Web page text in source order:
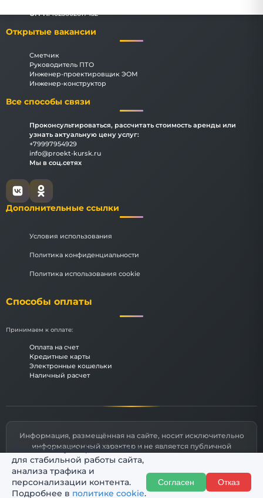
ОГРН:1023602617432
Открытые вакансии
Сметчик
Руководитель ПТО
Инженер-проектировщик ЭОМ
Инженер-конструктор
Все способы связи
Проконсультироваться, рассчитать стоимость аренды или
узнать актуальную цену услуг:
+79997954929
info@proekt-kursk.ru
Мы в соц.сетях
Дополнительные ссылки
Условия использования
Политика конфиденциальности
Политика использования cookie
Способы оплаты
Принимаем к оплате:
Оплата на счет
Кредитные карты
Электронные кошельки
Наличный расчет
Информация, размещённая на сайте, носит исключительно
информационный характер и не является публичной
офертой, определяемой статьями 435 и 437 Гражданского
© 2026 КурскИнжПроект
Мы используем файлы cookie
для стабильной работы сайта,
анализа трафика и
персонализации контента.
Подробнее в политике cookie.
Согласен Отказ